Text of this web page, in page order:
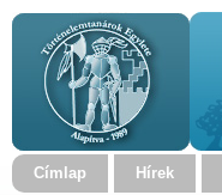
Címlap Hírek